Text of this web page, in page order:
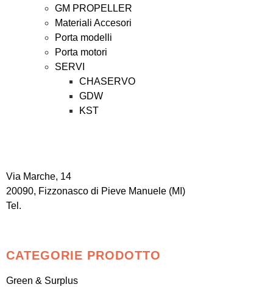
GM PROPELLER
Materiali Accesori
Porta modelli
Porta motori
SERVI
CHASERVO
GDW
KST
Via Marche, 14
20090, Fizzonasco di Pieve Manuele (MI)
Tel.
CATEGORIE PRODOTTO
Green & Surplus